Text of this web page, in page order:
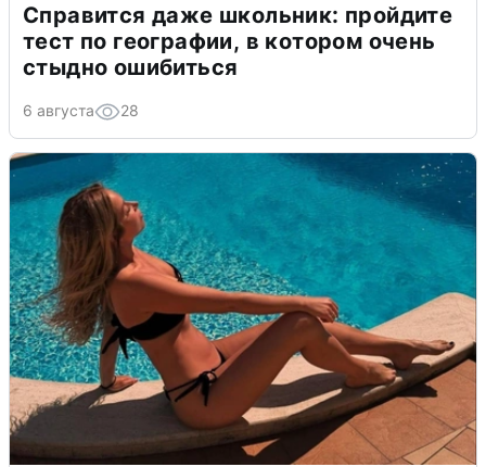
Справится даже школьник: пройдите
тест по географии, в котором очень
стыдно ошибиться
6 августа 28